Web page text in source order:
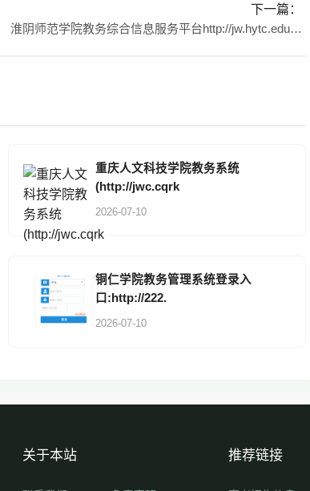
下一篇：
淮阴师范学院教务综合信息服务平台http://jw.hytc.edu.cn/xtgl/
重庆人文科技学院教务系统
(http://jwc.cqrk
2026-07-10
铜仁学院教务管理系统登录入
口:http://222.
2026-07-10
关于本站 推荐链接